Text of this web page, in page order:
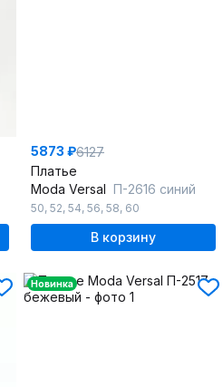
5873 ₽6127
Платье
Moda Versal П-2616 синий
50, 52, 54, 56, 58, 60
В корзину
Новинка